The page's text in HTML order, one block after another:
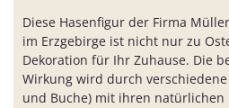
Diese Hasenfigur der Firma
im Erzgebirge ist nicht nur zu
Dekoration für Ihr Zuhause. Die
Wirkung wird durch
und Buche) mit ihren natürlichen